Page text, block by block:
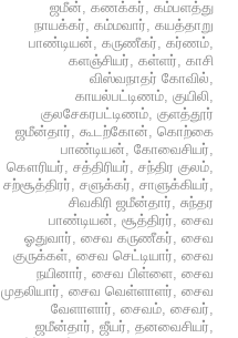
ஜமீன், கணக்கர், கம்பளத்து
நாயக்கர், கம்மவார், கயத்தாறு
பாண்டியன், கருணீகர், கர்ணம்,
களஞ்சியர், கள்ளர், காசி
விஸ்வநாதர் கோவில்,
காயல்பட்டிணம், குயிலி,
குலசேகரபட்டிணம், குளத்தூர்
ஜமீன்தார், கூடற்கோன், கொற்கை
பாண்டியன், கோவைசியர்,
கௌரியர், சத்திரியர், சந்திர குலம்,
சற்சூத்திரர், சளுக்கர், சாளுக்கியர்,
சிவகிரி ஜமீன்தார், சுந்தர
பாண்டியன், சூத்திரர், சைவ
ஓதுவார், சைவ கருணீகர், சைவ
குருக்கள், சைவ செட்டியார், சைவ
நயினார், சைவ பிள்ளை, சைவ
முதலியார், சைவ வெள்ளாளர், சைவ
வேளாளார், சைவம், சைவர்,
ஜமீன்தார், ஜீயர், தனவைசியர்,